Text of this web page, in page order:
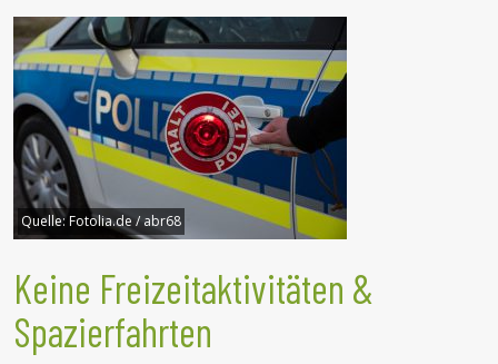
Quelle:Fotolia.de / abr68
Keine Freizeitaktivitäten &
Spazierfahrten